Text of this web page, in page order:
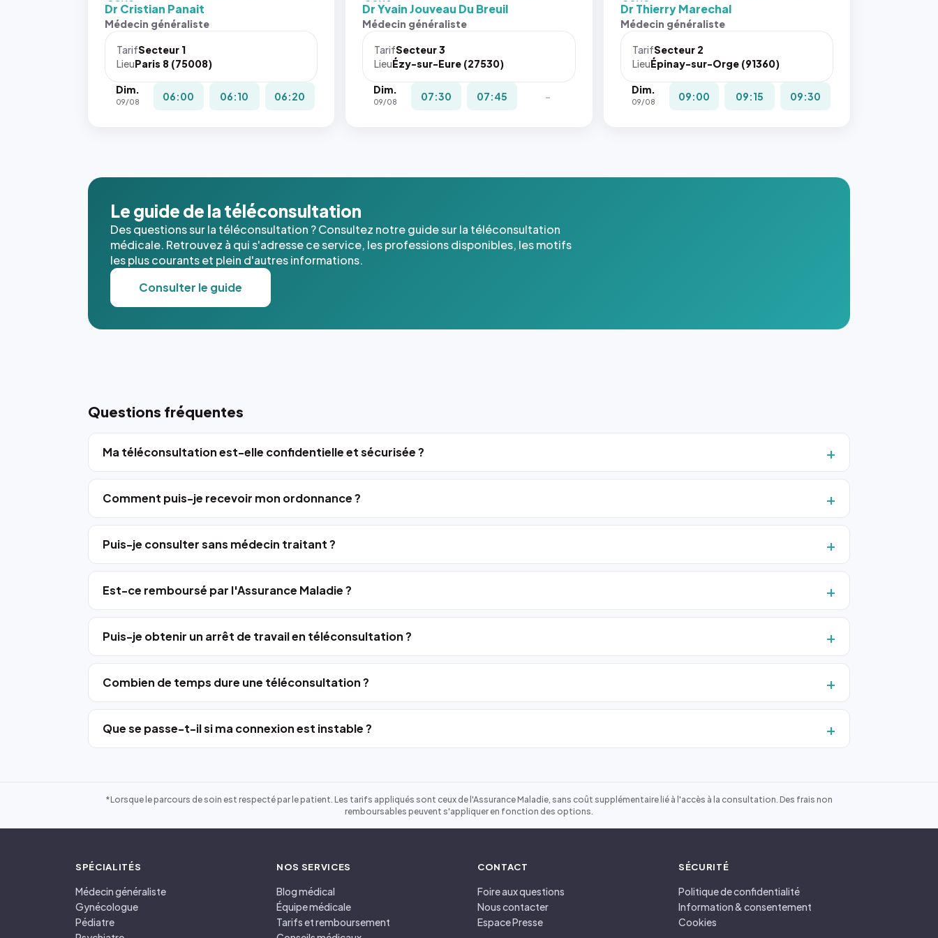
Sans ces
navigateur
pas la
place, et
l'annuaire
dans ce
cas. #}
Dr Cristian Panait
Médecin généraliste
TarifSecteur 1
LieuParis 8 (75008)
Dim.
09/08 06:00 06:10 06:20
Sans ces
navigateur
pas la
place, et
cas. #}
Dr Yvain Jouveau Du Breuil
Médecin généraliste
TarifSecteur 3
LieuÉzy-sur-Eure (27530)
Dim.
09/08 07:30 07:45 -
Sans ces
navigateur
pas la
place, et
Dr Thierry Marechal
Médecin généraliste
TarifSecteur 2
LieuÉpinay-sur-Orge (91360)
Dim.
09/08 09:00 09:15 09:30
Le guide de la téléconsultation
Des questions sur la téléconsultation ? Consultez notre guide sur la téléconsultation
médicale. Retrouvez à qui s'adresse ce service, les professions disponibles, les motifs
les plus courants et plein d'autres informations.
Consulter le guide
Questions fréquentes
Ma téléconsultation est-elle confidentielle et sécurisée ?
Comment puis-je recevoir mon ordonnance ?
Puis-je consulter sans médecin traitant ?
Est-ce remboursé par l'Assurance Maladie ?
Puis-je obtenir un arrêt de travail en téléconsultation ?
Combien de temps dure une téléconsultation ?
Que se passe-t-il si ma connexion est instable ?
*Lorsque le parcours de soin est respecté par le patient. Les tarifs appliqués sont ceux de l'Assurance Maladie, sans coût supplémentaire lié à l'accès à la consultation. Des frais non
remboursables peuvent s'appliquer en fonction des options.
SPÉCIALITÉS
Médecin généraliste
Gynécologue
Pédiatre
NOS SERVICES
Blog médical
Équipe médicale
Tarifs et remboursement
CONTACT
Foire aux questions
Nous contacter
Espace Presse
SÉCURITÉ
Politique de confidentialité
Information & consentement
Cookies